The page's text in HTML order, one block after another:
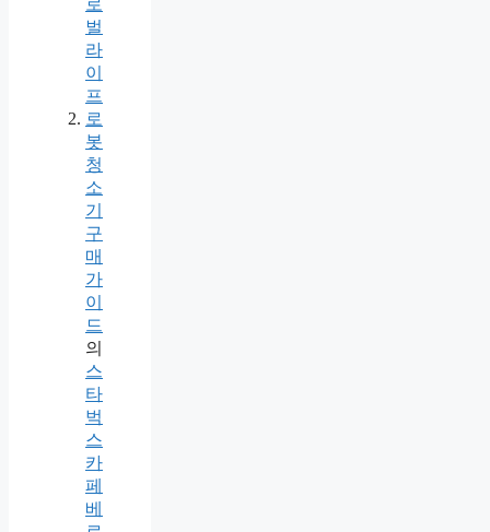
로
벌
라
이
프
로
봇
청
소
기
구
매
가
이
드
의
스
타
벅
스
카
페
베